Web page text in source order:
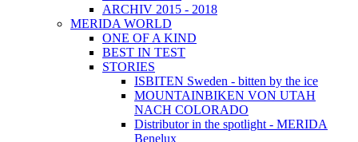
ARCHIV 2015 - 2018
MERIDA WORLD
ONE OF A KIND
BEST IN TEST
STORIES
ISBITEN Sweden - bitten by the ice
MOUNTAINBIKEN VON UTAH
NACH COLORADO
Distributor in the spotlight - MERIDA
Benelux